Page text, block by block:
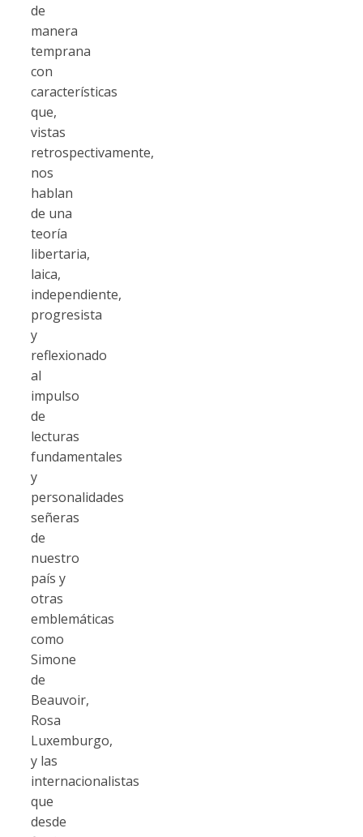
de
manera
temprana
con
características
que,
vistas
retrospectivamente,
nos
hablan
de una
teoría
libertaria,
laica,
independiente,
progresista
y
reflexionado
al
impulso
de
lecturas
fundamentales
y
personalidades
señeras
de
nuestro
país y
otras
emblemáticas
como
Simone
de
Beauvoir,
Rosa
Luxemburgo,
y las
internacionalistas
que
desde